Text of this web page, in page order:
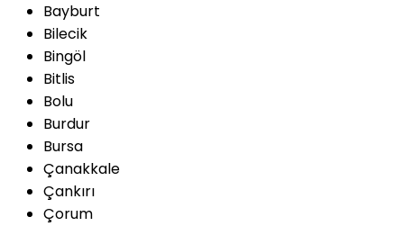
Bayburt
Bilecik
Bingöl
Bitlis
Bolu
Burdur
Bursa
Çanakkale
Çankırı
Çorum